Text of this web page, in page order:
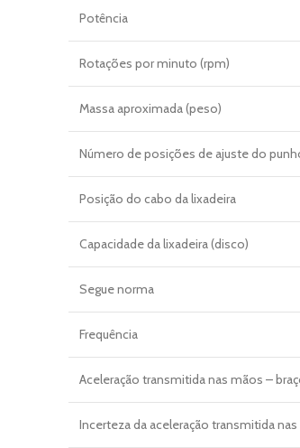
Potência
Rotações por minuto (rpm)
Massa aproximada (peso)
Número de posições de ajuste do
Posição do cabo da lixadeira
Capacidade da lixadeira (disco)
Segue norma
Frequência
Aceleração transmitida nas mãos –
Incerteza da aceleração transmitida